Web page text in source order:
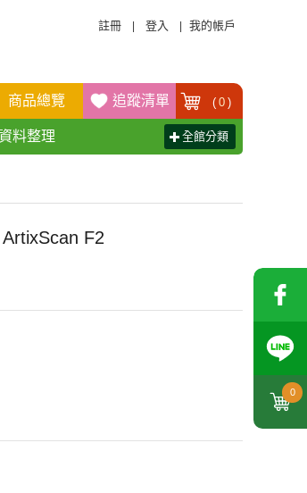
0
註冊 登入 我的帳戶
商品總覽 追蹤清單 ( 0 )
料整理 全館分類
F2